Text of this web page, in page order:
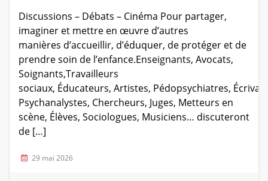
Discussions – Débats – Cinéma Pour partager,
imaginer et mettre en œuvre d’autres
manières d’accueillir, d’éduquer, de protéger et de
prendre soin de l’enfance.Enseignants, Avocats,
Soignants,Travailleurs
sociaux, Éducateurs, Artistes, Pédopsychiatres,
Psychanalystes, Chercheurs, Juges, Metteurs en
scène, Élèves, Sociologues, Musiciens… discuteront
de […]
29 mai 2026